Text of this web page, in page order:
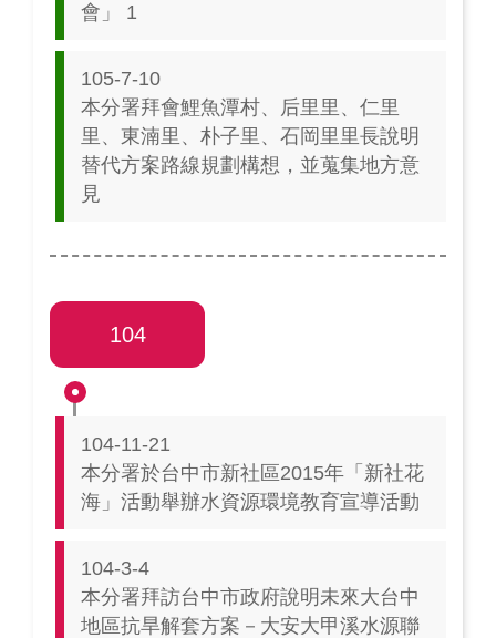
會」 1
105-7-10
本分署拜會鯉魚潭村、后里里、仁里
里、東湳里、朴子里、石岡里里長說明
替代方案路線規劃構想，並蒐集地方意
見
104
104-11-21
本分署於台中市新社區2015年「新社花
海」活動舉辦水資源環境教育宣導活動
104-3-4
本分署拜訪台中市政府說明未來大台中
地區抗旱解套方案－大安大甲溪水源聯